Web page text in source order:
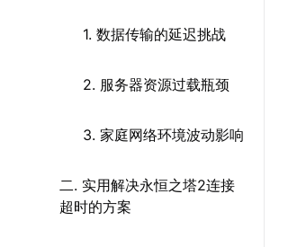
1. 数据传输的延迟挑战
2. 服务器资源过载瓶颈
3. 家庭网络环境波动影响
二. 实用解决永恒之塔2连接
超时的方案